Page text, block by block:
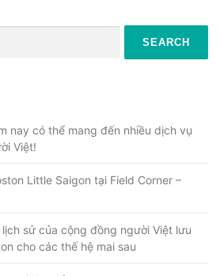
nay có thể mang đến nhiều dịch vụ
Việt!
Little Saigon tại Field Corner –
sử của cộng đồng người Việt lưu
cho các thế hệ mai sau